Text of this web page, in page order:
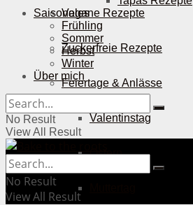
Vegane Rezepte
Zuckerfreie Rezepte
Feiertage & Anlässe
Valentinstag
Ostern
Saisonales
Frühling
Sommer
Herbst
Winter
Über mich
No Result
View All Result
No Result
View All Result